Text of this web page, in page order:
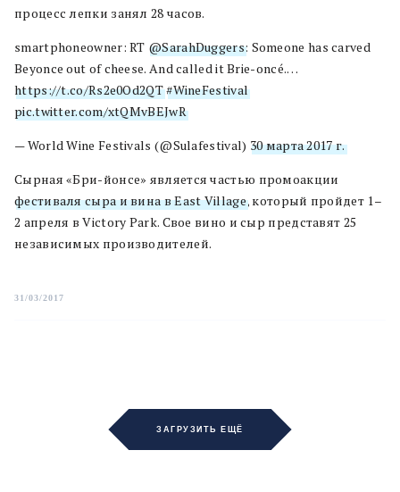
процесс лепки занял 28 часов.
smartphoneowner: RT @SarahDuggers: Someone has carved
Beyonce out of cheese. And called it Brie-oncé.…
https://t.co/Rs2e0Od2QT#WineFestival
pic.twitter.com/xtQMvBEJwR
— World Wine Festivals (@Sulafestival) 30 марта 2017 г.
Сырная «Бри-йонсе» является частью промоакции
фестиваля сыра и вина в East Village, который пройдет 1–
2 апреля в Victory Park. Свое вино и сыр представят 25
независимых производителей.
31/03/2017
ЗАГРУЗИТЬ ЕЩЁ